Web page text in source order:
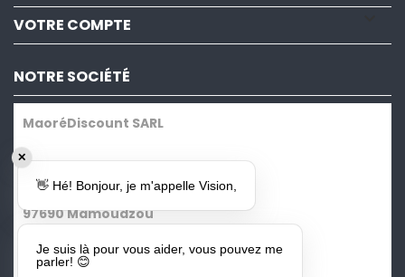
VOTRE COMPTE
NOTRE SOCIÉTÉ
MaoréDiscount SARL
Lot 5 ZI NEL - Kawéni
97690 Mamoudzou
SARL au capital de 38 800€
✕
👋 Hé! Bonjour, je m'appelle Vision,
Je suis là pour vous aider, vous pouvez me
parler! 😊